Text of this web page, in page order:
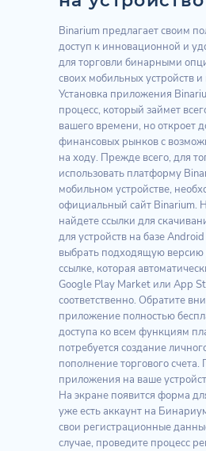
Binarium предлагает своим
доступ к инновационной и
для торговли бинарными
своих мобильных устройств
Установка приложения
процесс, который займет
вашего времени, но откроет
финансовых рынков с
на ходу. Прежде всего, для
использовать платформу
мобильном устройстве,
официальный сайт Binarium.
найдете ссылки для
для устройств на базе
выбрать подходящую версию
ссылке, которая
Google Play Market или App
соответственно. Обратите
приложение полностью
доступа ко всем функциям
потребуется создание
пополнение торгового счета.
приложения на ваше
На экране появится форма
уже есть аккаунт на
свои регистрационные
случае, проведите процесс